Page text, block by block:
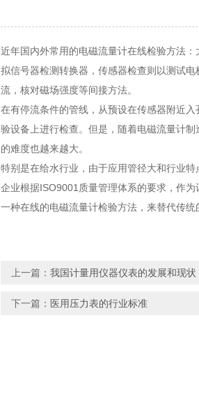
近年国内外常用的电磁流量计在线检验方法
拟信号器检测转换器，传感器检查则以测试
流，核对磁场强度等间接方法。
在有停流条件的管线，从预设在传感器附近
验设备上进行检查。但是，随着电磁流量计
的难度也越来越大。
特别是在给水行业，由于应用管径大和行业
企业根据ISO9001质量管理体系的要求，作
一种在线的电磁流量计检验方法，来替代传统
上一篇： 我国计量用仪器仪表的发展和现状
下一篇： 医用压力表的行业标准